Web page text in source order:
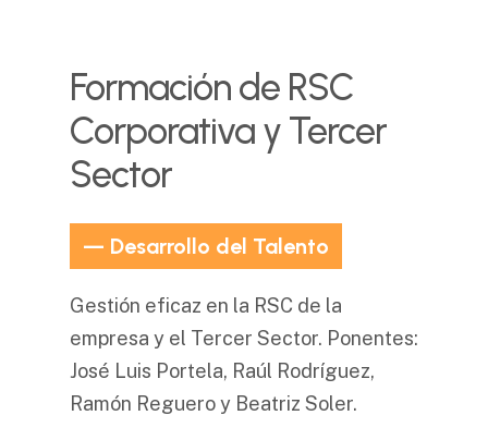
Formaciónde RSC
CorporativayTercer
Sector
— Desarrollo del Talento
Gestión eficaz en la RSC de la
empresa y el Tercer Sector. Ponentes:
José Luis Portela, Raúl Rodríguez,
Ramón Reguero y Beatriz Soler.